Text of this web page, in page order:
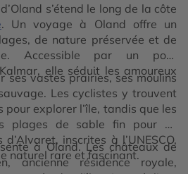
s’étend le long de la côte
. Un voyage à Oland offre un
de nature préservée et de
Accessible par un pont
elle séduit les amoureux
ses vastes prairies, ses moulins
Les cyclistes y trouvent
explorer l’île, tandis que les
plages de sable fin pour se
inscrites à l’UNESCO,
naturel rare et fascinant.
à Oland. Les châteaux de
ancienne résidence royale,